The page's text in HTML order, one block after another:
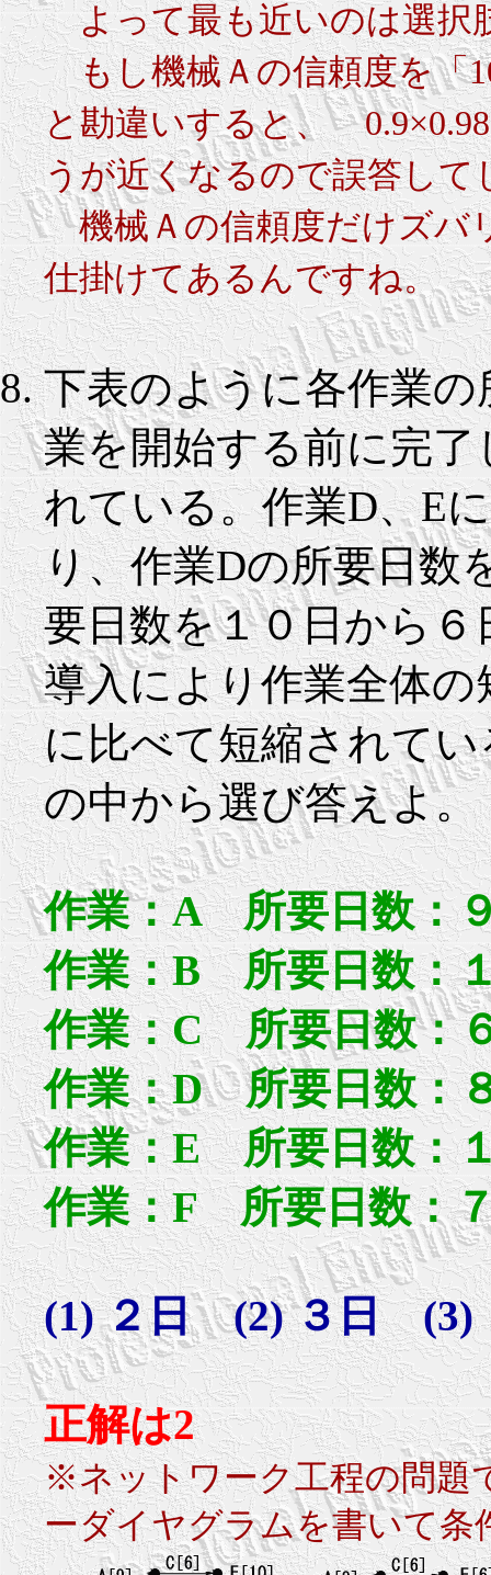
よって最も近いのは選択
もし機械Ａの信頼度を「
と勘違いすると、
うが近くなるので誤答して
機械Ａの信頼度だけズバ
仕掛けてあるんですね。
下表のように各作業
業を開始する前に完
れている。作業D、E
り、作業Dの所要日数
要日数を１０日から
導入により作業全体
に比べて短縮されて
の中から選び答えよ。
作業：A 所要日数：
作業：B 所要日数：
作業：C 所要日数：
作業：D 所要日数：
作業：E 所要日数：
作業：F 所要日数：
(1) ２日 (2) ３日 (3)
正解は2
※ネットワーク工程の問題
ーダイヤグラムを書いて条